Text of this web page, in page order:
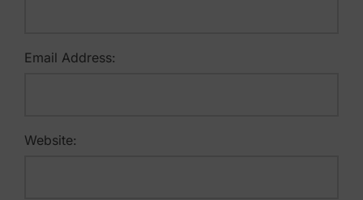
Email Address:
Website: